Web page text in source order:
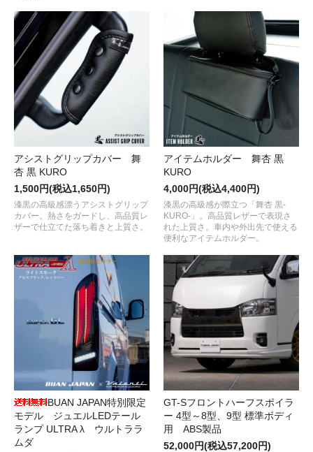
アシストグリップカバー 舞
杏 黒 KURO
1,500円(税込1,650円)
漆黒の高級感漂うアシストグリップ
カバー。熱さをガードし、高品質レ
ザーで仕立てた落ち着きと上質さ。
アイテムホルダー 舞杏 黒
KURO
4,000円(税込4,400円)
漆黒の高級感が際立つ「舞杏 黒-
KURO-」。高品質レザーで表現さ
れた上質さ。車内や外出先で使える
便利なアイテムホルダー。
BUAN JAPAN特別限定
モデル ジュエルLEDテール
ランプ ULTRA λ ウルトララ
ムダ
GT-Sフロントハーフスポイラ
ー 4型～8型、9型 標準ボディ
用 ABS製品
52,000円(税込57,200円)